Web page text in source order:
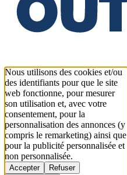
Nous utilisons des cookies et/ou
des identifiants pour que le site
web fonctionne, pour mesurer
son utilisation et, avec votre
consentement, pour la
personnalisation des annonces (y
compris le remarketing) ainsi que
pour la publicité personnalisée et
non personnalisée.
Accepter
Refuser